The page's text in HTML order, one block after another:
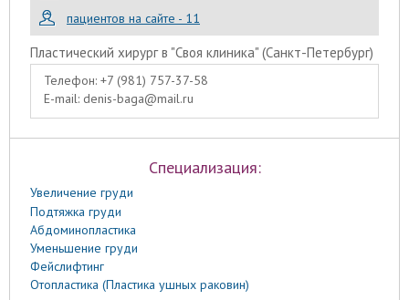
пациентов на сайте - 11
Пластический хирург в "Своя клиника" (Санкт-Петербург)
Телефон: +7 (981) 757-37-58
E-mail: denis-baga@mail.ru
Специализация:
Увеличение груди
Подтяжка груди
Абдоминопластика
Уменьшение груди
Фейслифтинг
Отопластика (Пластика ушных раковин)